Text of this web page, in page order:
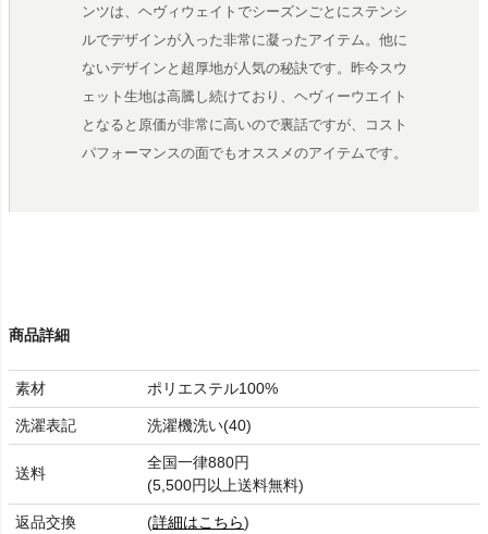
ンツは、ヘヴィウェイトでシーズンごとにステンシ
ルでデザインが入った非常に凝ったアイテム。他に
ないデザインと超厚地が人気の秘訣です。昨今スウ
ェット生地は高騰し続けており、ヘヴィーウエイト
となると原価が非常に高いので裏話ですが、コスト
パフォーマンスの面でもオススメのアイテムです。
商品詳細
素材 ポリエステル100%
洗濯表記 洗濯機洗い(40)
送料
全国一律880円
(5,500円以上送料無料)
返品交換 (詳細はこちら)